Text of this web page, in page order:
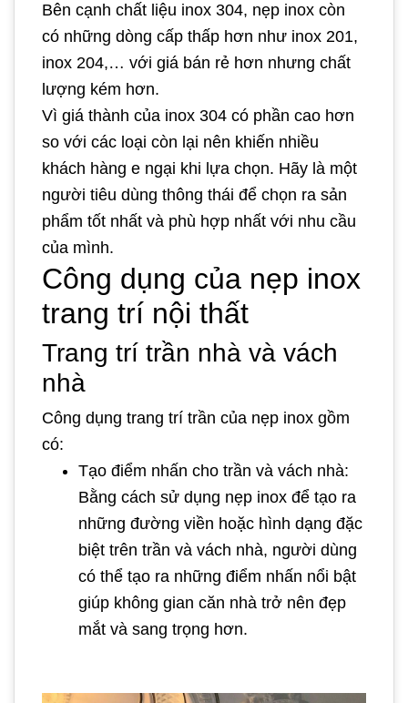
Bên cạnh chất liệu inox 304, nẹp inox còn
có những dòng cấp thấp hơn như inox 201,
inox 204,… với giá bán rẻ hơn nhưng chất
lượng kém hơn.
Vì giá thành của inox 304 có phần cao hơn
so với các loại còn lại nên khiến nhiều
khách hàng e ngại khi lựa chọn. Hãy là một
người tiêu dùng thông thái để chọn ra sản
phẩm tốt nhất và phù hợp nhất với nhu cầu
của mình.
Công dụng của nẹp inox
trang trí nội thất
Trang trí trần nhà và vách
nhà
Công dụng trang trí trần của nẹp inox gồm
có:
Tạo điểm nhấn cho trần và vách nhà:
Bằng cách sử dụng nẹp inox để tạo ra
những đường viền hoặc hình dạng đặc
biệt trên trần và vách nhà, người dùng
có thể tạo ra những điểm nhấn nổi bật
giúp không gian căn nhà trở nên đẹp
mắt và sang trọng hơn.